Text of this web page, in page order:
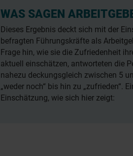
WAS SAGEN
Dieses Ergebnis deckt sich mit der
befragten Führungskräfte als
Frage hin, wie sie die Zufriedenheit
aktuell einschätzen, antworteten die
nahezu deckungsgleich zwischen 5
„weder noch“ bis hin zu „zufrieden“.
Einschätzung, wie sich hier zeigt: